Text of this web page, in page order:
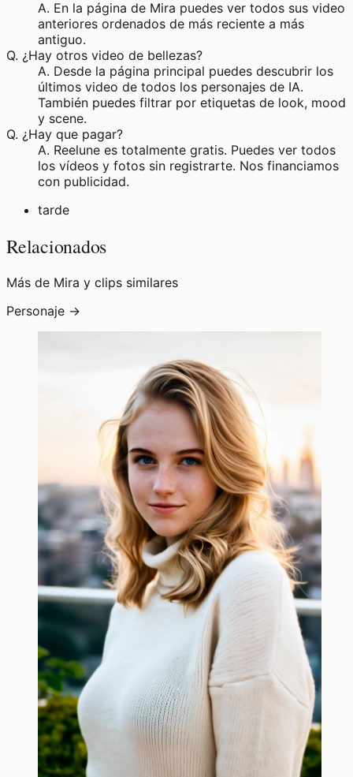
A. En la página de Mira puedes ver todos sus video
anteriores ordenados de más reciente a más
antiguo.
Q. ¿Hay otros video de bellezas?
A. Desde la página principal puedes descubrir los
últimos video de todos los personajes de IA.
También puedes filtrar por etiquetas de look, mood
y scene.
Q. ¿Hay que pagar?
A. Reelune es totalmente gratis. Puedes ver todos
los vídeos y fotos sin registrarte. Nos financiamos
con publicidad.
tarde
Relacionados
Más de Mira y clips similares
Personaje →